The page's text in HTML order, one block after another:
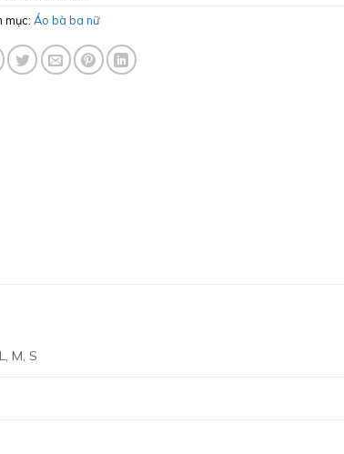
mục: Áo bà ba nữ
L, M, S